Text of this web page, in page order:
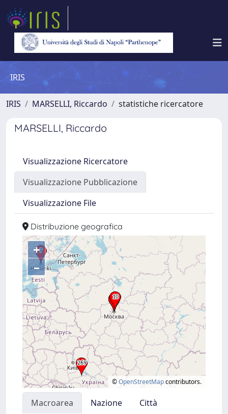
IRIS
IRIS MARSELLI, Riccardo statistiche ricercatore
MARSELLI, Riccardo
Visualizzazione Ricercatore
Visualizzazione Pubblicazione
Visualizzazione File
Distribuzione geografica
+
–
©OpenStreetMapcontributors.
Macroarea Nazione
Città